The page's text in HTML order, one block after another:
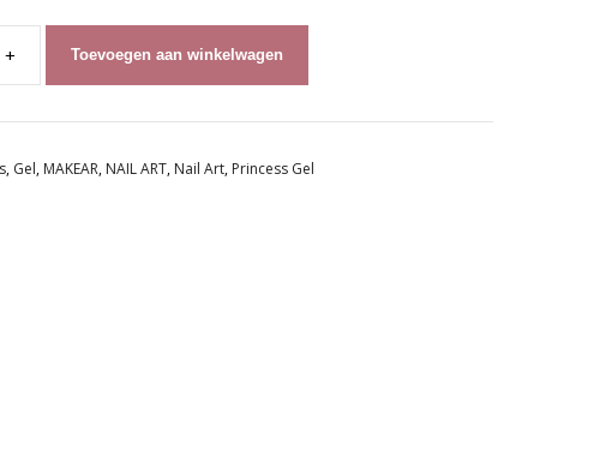
+ Toevoegen aan winkelwagen
, Gel, MAKEAR, NAIL ART, Nail Art, Princess Gel